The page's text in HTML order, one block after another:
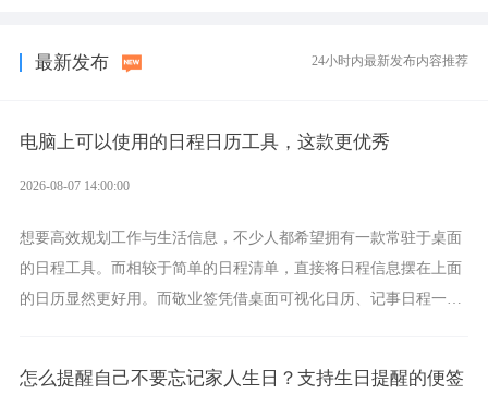
最新发布 24小时内最新发布内容推荐
电脑上可以使用的日程日历工具，这款更优秀
2026-08-07 14:00:00
想要高效规划工作与生活信息，不少人都希望拥有一款常驻于桌面
的日程工具。而相较于简单的日程清单，直接将日程信息摆在上面
的日历显然更好用。而敬业签凭借桌面可视化日历、记事日程一体
怎么提醒自己不要忘记家人生日？支持生日提醒的便签